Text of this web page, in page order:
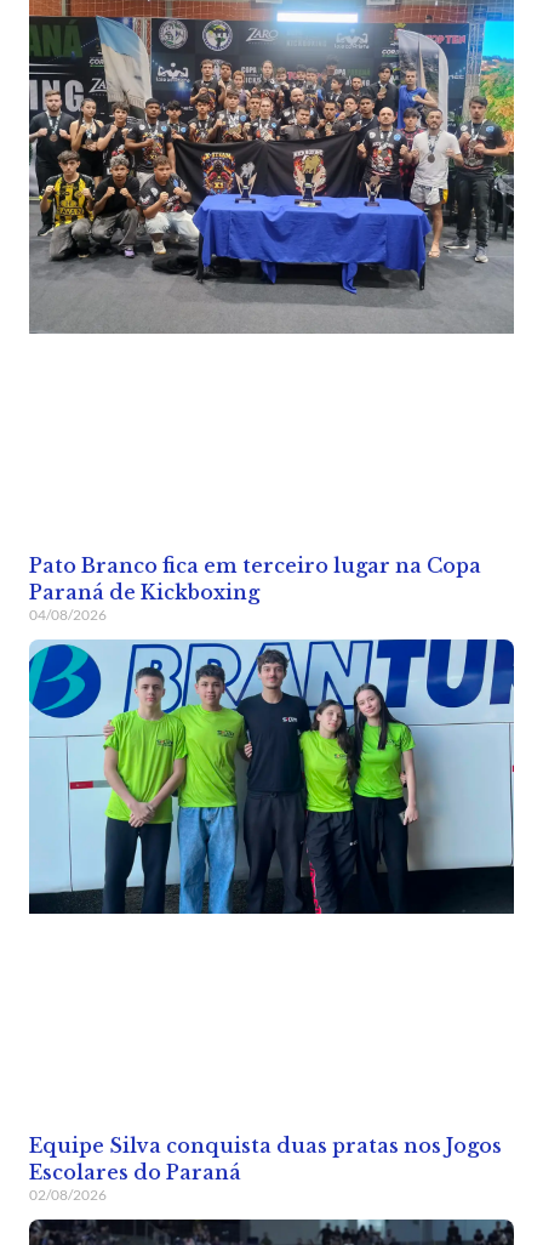
Pato Branco fica em terceiro lugar na Copa
Paraná de Kickboxing
04/08/2026
Equipe Silva conquista duas pratas nos Jogos
Escolares do Paraná
02/08/2026